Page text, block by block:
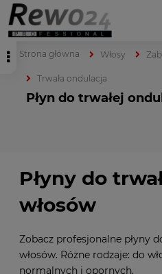
Strona główna Włosy
Trwała ondulacja
Płyn do trwałej
Płyny do
włosów
Zobacz profesjonalne płyny
włosów. Różne rodzaje: do
normalnych i opornych.